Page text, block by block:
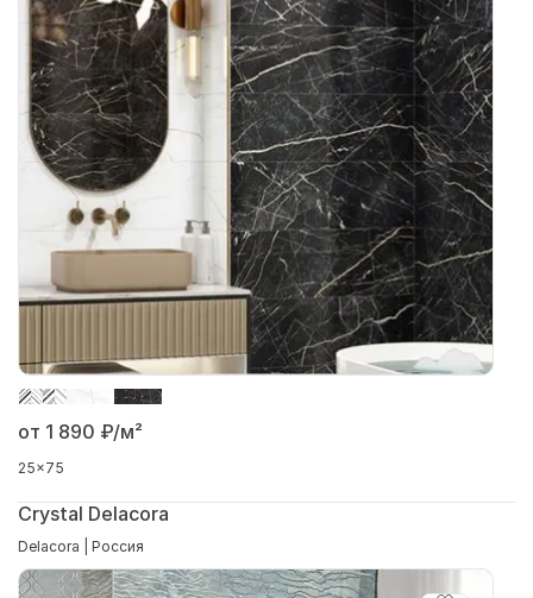
от 1 890 ₽/м²
25x75
Crystal Delacora
Delacora | Россия